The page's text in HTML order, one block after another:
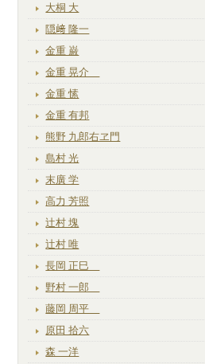
大桐 大
隠﨑 隆一
金重 巌
金重 晃介
金重 愫
金重 有邦
熊野 九郎右ヱ門
島村 光
末廣 学
高力 芳照
辻村 塊
辻村 唯
長岡 正巳
野村 一郎
藤岡 周平
原田 拾六
森 一洋